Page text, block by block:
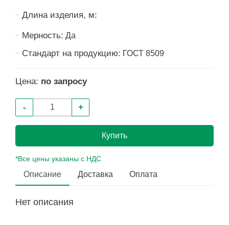
Длина изделия, м:
Мерность: Да
Стандарт на продукцию: ГОСТ 8509
Цена: по запросу
- +
Купить
*Все цены указаны с НДС
Описание Доставка Оплата
Нет описания